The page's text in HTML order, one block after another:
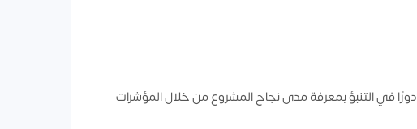
دورًا في التنبؤ بمعرفة مدى نجاح المشروع من خلال المؤشرات